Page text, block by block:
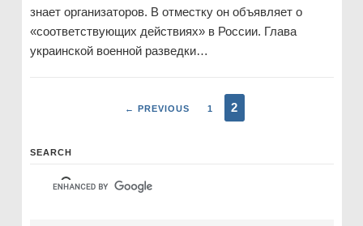
знает организаторов. В отместку он объявляет о
«соответствующих действиях» в России. Глава
украинской военной разведки…
← PREVIOUS 1 2
SEARCH